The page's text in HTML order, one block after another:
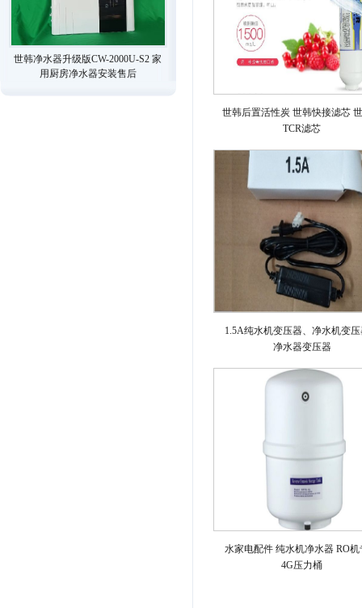
世韩净水器升级版CW-2000U-S2 家
用厨房净水器安装售后
世韩后置活性炭 世韩快接滤芯
TCR滤芯
1.5A纯水机变压器、净水机变
净水器变压器
水家电配件 纯水机净水器 RO
4G压力桶